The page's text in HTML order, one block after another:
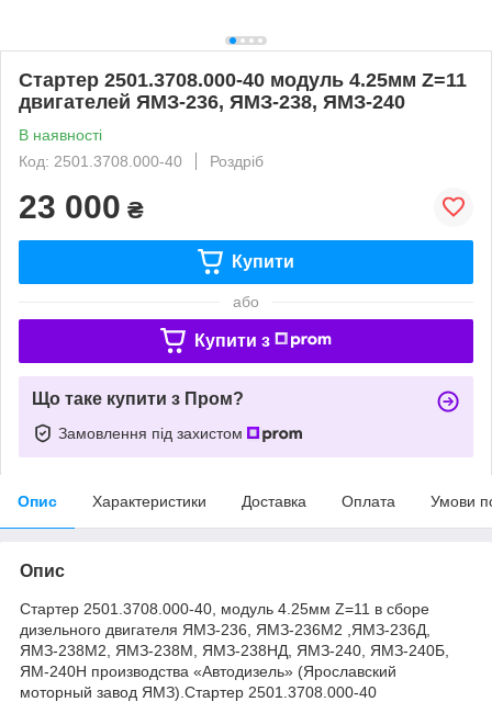
Стартер 2501.3708.000-40 модуль 4.25мм Z=11
двигателей ЯМЗ-236, ЯМЗ-238, ЯМЗ-240
В наявності
Код: 2501.3708.000-40
Роздріб
23 000 ₴
Купити
або
Купити з
Що таке купити з Пром?
Замовлення під захистом
Опис Характеристики Доставка Оплата Умови
Опис
Стартер 2501.3708.000-40, модуль 4.25мм Z=11 в сборе
дизельного двигателя ЯМЗ-236, ЯМЗ-236М2 ,ЯМЗ-236Д,
ЯМЗ-238М2, ЯМЗ-238М, ЯМЗ-238НД, ЯМЗ-240, ЯМЗ-240Б,
ЯМ-240Н производства «Автодизель» (Ярославский
моторный завод ЯМЗ).Стартер 2501.3708.000-40